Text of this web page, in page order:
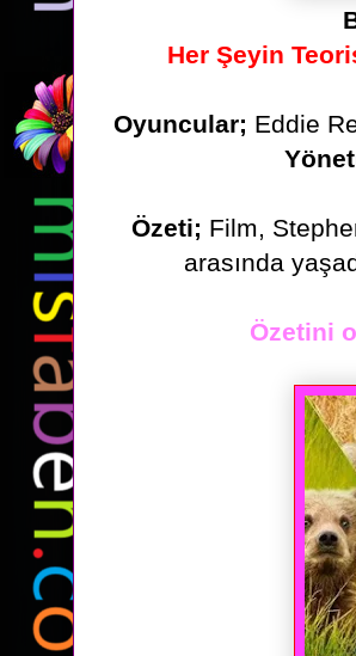
Her Şeyin
Oyuncular; Eddie
Özeti; Film,
arasında
Özetini